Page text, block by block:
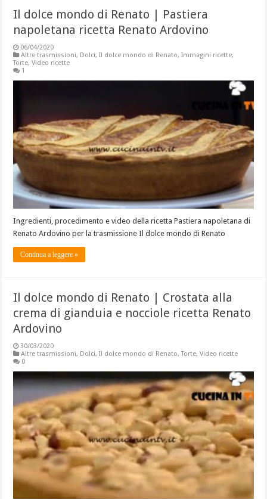
Il dolce mondo di Renato | Pastiera
napoletana ricetta Renato Ardovino
06/04/2020
Altre trasmissioni, Dolci,Il dolce mondo di Renato,Immagini ricette,
Torte,Video ricette
1
Ingredienti, procedimento e video della ricetta Pastiera napoletana di
Renato Ardovino per la trasmissione Il dolce mondo di Renato
Continua a leggere »
Il dolce mondo di Renato | Crostata alla
crema di gianduia e nocciole ricetta Renato
Ardovino
30/03/2020
Altre trasmissioni, Dolci,Il dolce mondo di Renato,Torte,Video ricette
0